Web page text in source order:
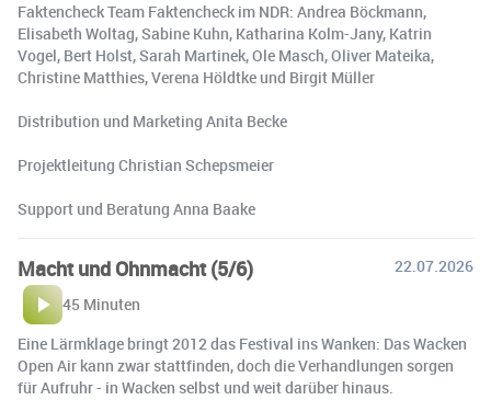
Faktencheck Team Faktencheck im NDR: Andrea Böckmann,
Elisabeth Woltag, Sabine Kuhn, Katharina Kolm-Jany, Katrin
Vogel, Bert Holst, Sarah Martinek, Ole Masch, Oliver Mateika,
Christine Matthies, Verena Höldtke und Birgit Müller
Distribution und Marketing Anita Becke
Projektleitung Christian Schepsmeier
Support und Beratung Anna Baake
Macht und Ohnmacht (5/6)
22.07.2026
45 Minuten
Eine Lärmklage bringt 2012 das Festival ins Wanken: Das Wacken
Open Air kann zwar stattfinden, doch die Verhandlungen sorgen
für Aufruhr - in Wacken selbst und weit darüber hinaus.